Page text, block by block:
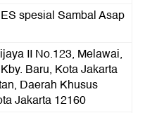
spesial Sambal Asap
II No.123, Melawai,
Baru, Kota Jakarta
Daerah Khusus
Jakarta 12160